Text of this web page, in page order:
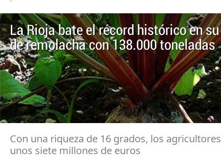
La Rioja bate el récord histórico en
de remolacha con 138.000 toneladas
Con una riqueza de 16 grados, los
unos siete millones de euros